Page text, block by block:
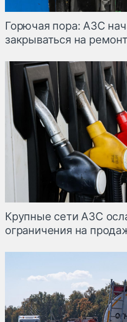
Горючая пора: АЗС
закрываться на
Крупные сети АЗС
ограничения на